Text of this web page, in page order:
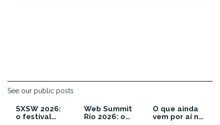
See our public posts
SXSW 2026:
o festival
Web Summit
Rio 2026: o
O que ainda
vem por aí no